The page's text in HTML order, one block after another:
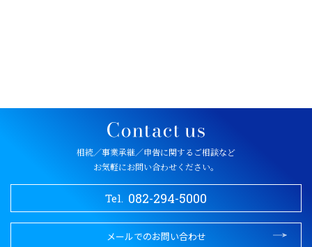
相続／事業承継／申告に関するご相談など
お気軽にお問い合わせください。
Tel. 082-294-5000
メールでのお問い合わせ